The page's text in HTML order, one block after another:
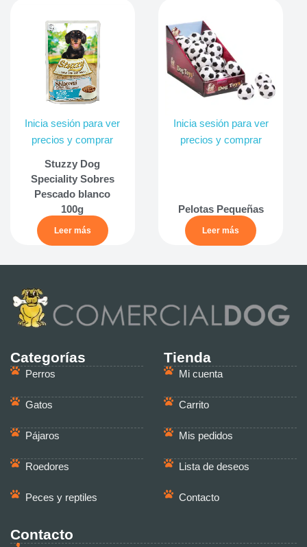
Inicia sesión para ver
precios y comprar
Stuzzy Dog
Speciality Sobres
Pescado blanco
100g
Leer más
Inicia sesión para ver
precios y comprar
Pelotas Pequeñas
Leer más
Categorías
Perros
Gatos
Pájaros
Roedores
Peces y reptiles
Tienda
Mi cuenta
Carrito
Mis pedidos
Lista de deseos
Contacto
Contacto